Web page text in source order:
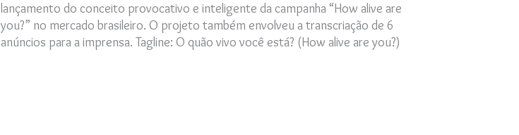
lançamento do conceito provocativo e inteligente da campanha “How alive are
you?” no mercado brasileiro. O projeto também envolveu a transcriação de 6
anúncios para a imprensa. Tagline: O quão vivo você está? (How alive are you?)